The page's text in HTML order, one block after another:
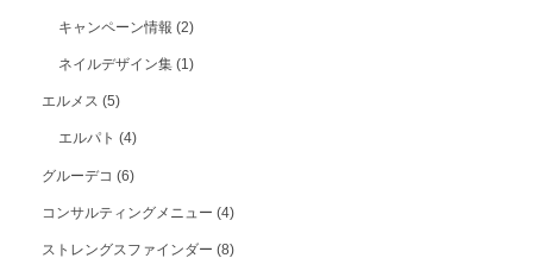
キャンペーン情報(2)
ネイルデザイン集(1)
エルメス(5)
エルパト(4)
グルーデコ(6)
コンサルティングメニュー(4)
ストレングスファインダー(8)